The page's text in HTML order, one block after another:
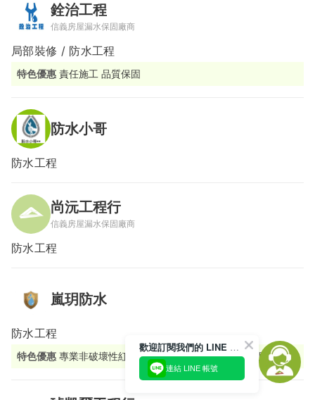
銓治工程
信義房屋漏水保固廠商
局部裝修 / 防水工程
特色優惠 責任施工 品質保固
防水小哥
防水工程
尚沅工程行
信義房屋漏水保固廠商
防水工程
嵐玥防水
防水工程
特色優惠 專業非破壞性紅外線熱成像儀／水分分析儀檢測​
歡迎訂閱我們的 LINE 官方帳號
連結 LINE 帳號